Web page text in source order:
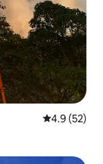
평점 4.9점(5
4.9 (52)